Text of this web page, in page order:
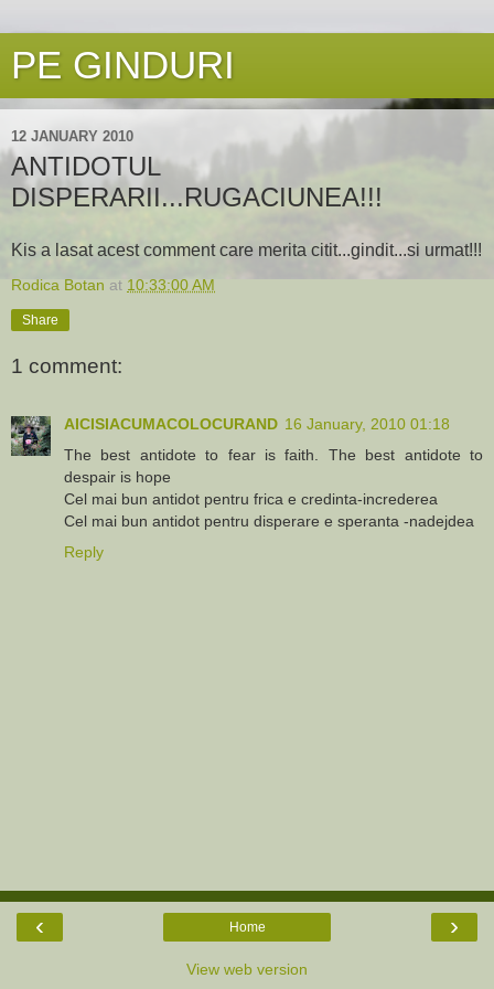
PE GINDURI
12 JANUARY 2010
ANTIDOTUL
DISPERARII...RUGACIUNEA!!!
Kis a lasat acest comment care merita citit...gindit...si urmat!!!
Rodica Botan at 10:33:00 AM
Share
1 comment:
AICISIACUMACOLOCURAND 16 January, 2010 01:18
The best antidote to fear is faith. The best antidote to
despair is hope
Cel mai bun antidot pentru frica e credinta-increderea
Cel mai bun antidot pentru disperare e speranta -nadejdea
Reply
‹ ›
Home
View web version